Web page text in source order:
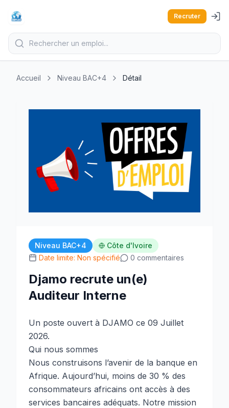
Recruter
Accueil Niveau BAC+4 Détail
Niveau BAC+4
Côte d'Ivoire
Date limite: Non spécifié
0 commentaires
Djamo recrute un(e)
Auditeur Interne
Un poste ouvert à DJAMO ce 09 Juillet
2026.
Qui nous sommes
Nous construisons l’avenir de la banque en
Afrique. Aujourd’hui, moins de 30 % des
consommateurs africains ont accès à des
services bancaires adéquats. Notre mission